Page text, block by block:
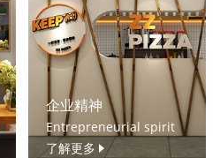
企业精神
Entrepreneurial spirit
了解更多